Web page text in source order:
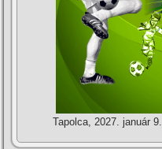
Tapolca, 2027. január 9.